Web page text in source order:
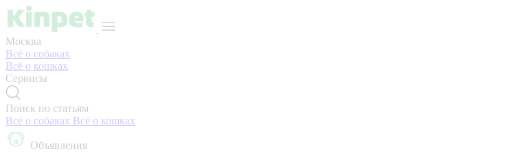
Москва
Всё о собаках
Всё о кошках
Сервисы
Поиск по статьям
Всё о собаках Всё о кошках
Объявления